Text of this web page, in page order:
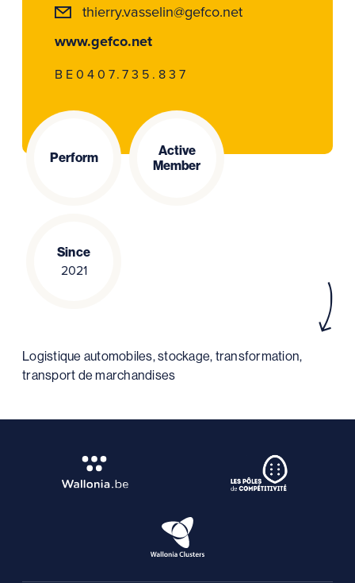
thierry.vasselin@gefco.net
www.gefco.net
BE0407.735.837
Perform
Active
Member
Since
2021
Logistique automobiles, stockage, transformation,
transport de marchandises